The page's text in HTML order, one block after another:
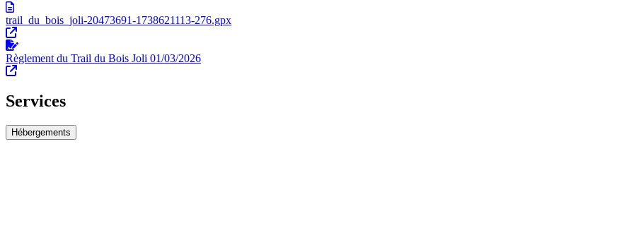
trail_du_bois_joli-20473691-1738621113-276.gpx
Règlement du Trail du Bois Joli 01/03/2026
Services
Hébergements